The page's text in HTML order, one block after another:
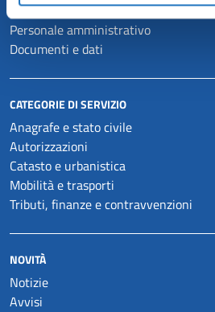
Politici
Personale amministrativo
Documenti e dati
CATEGORIE DI SERVIZIO
Anagrafe e stato civile
Autorizzazioni
Catasto e urbanistica
Mobilità e trasporti
Tributi, finanze e contravvenzioni
NOVITÀ
Notizie
Avvisi